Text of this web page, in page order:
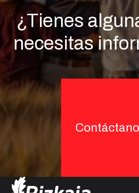
¿Tienes
necesitas